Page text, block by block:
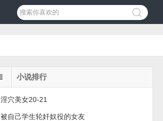
小说排行
淫穴美女20-21
被自己学生轮奸奴役的女友